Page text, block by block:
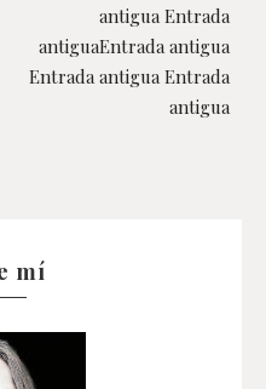
antigua Entrada
antiguaEntrada antigua
Entrada antigua Entrada
antigua
mí